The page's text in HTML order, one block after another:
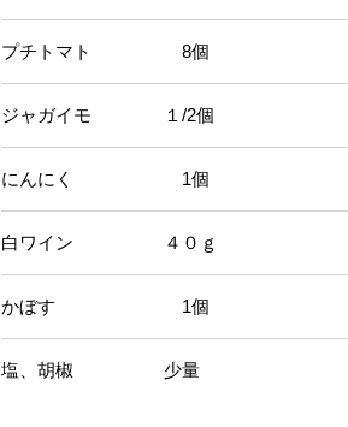
プチトマト 8個
ジャガイモ １/2個
にんにく 1個
白ワイン ４０ｇ
かぼす 1個
塩、胡椒 少量